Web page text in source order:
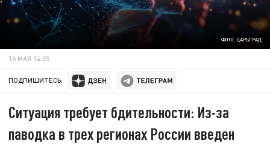
ФОТО: ЦАРЬГРАД
16 МАЯ 14:23
ПОДПИШИТЕСЬ:
Ситуация требует бдительности: Из-за
паводка в трех регионах России введен